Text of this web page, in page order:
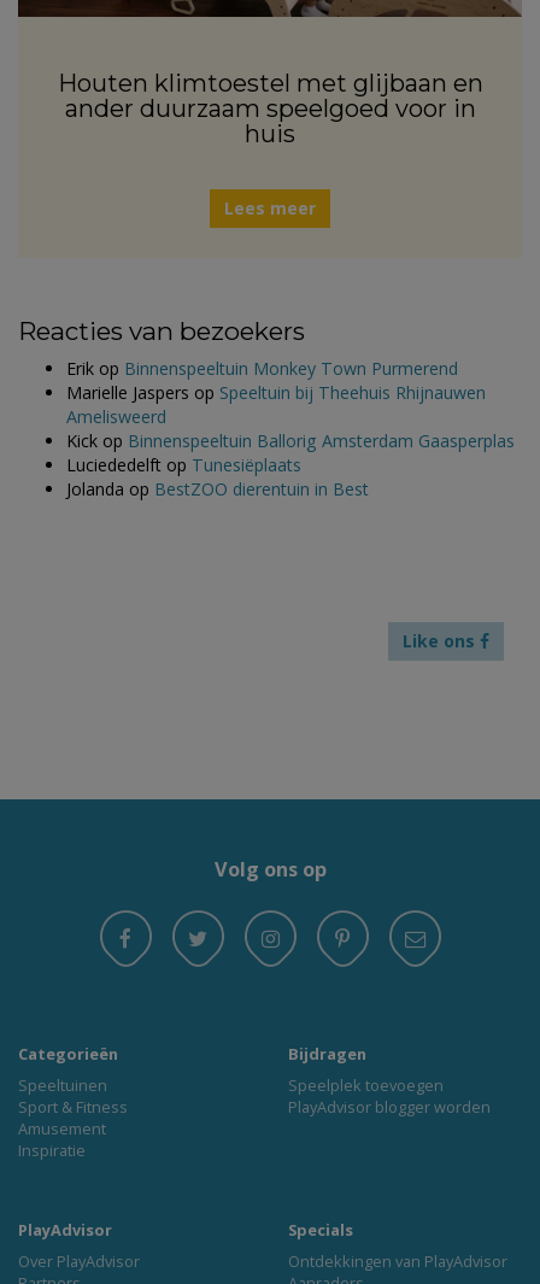
Houten klimtoestel met glijbaan en
ander duurzaam speelgoed voor in
huis
Lees meer
Reacties van bezoekers
Erik op Binnenspeeltuin Monkey Town Purmerend
Marielle Jaspers op Speeltuin bij Theehuis Rhijnauwen
Amelisweerd
Kick op Binnenspeeltuin Ballorig Amsterdam Gaasperplas
Luciededelft op Tunesiëplaats
Jolanda op BestZOO dierentuin in Best
Like ons
Volg ons op
Categorieën
Speeltuinen
Sport & Fitness
Amusement
Inspiratie
Bijdragen
Speelplek toevoegen
PlayAdvisor blogger worden
PlayAdvisor
Over PlayAdvisor
Specials
Ontdekkingen van PlayAdvisor